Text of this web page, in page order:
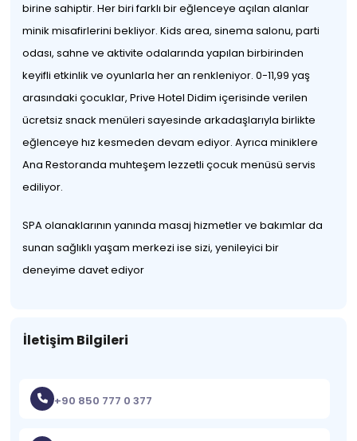
birine sahiptir. Her biri farklı bir eğlenceye açılan alanlar
minik misafirlerini bekliyor. Kids area, sinema salonu, parti
odası, sahne ve aktivite odalarında yapılan birbirinden
keyifli etkinlik ve oyunlarla her an renkleniyor. 0-11,99 yaş
arasındaki çocuklar, Prive Hotel Didim içerisinde verilen
ücretsiz snack menüleri sayesinde arkadaşlarıyla birlikte
eğlenceye hız kesmeden devam ediyor. Ayrıca miniklere
Ana Restoranda muhteşem lezzetli çocuk menüsü servis
ediliyor.
SPA olanaklarının yanında masaj hizmetler ve bakımlar da
sunan sağlıklı yaşam merkezi ise sizi, yenileyici bir
deneyime davet ediyor
İletişim Bilgileri
+90 850 777 0 377